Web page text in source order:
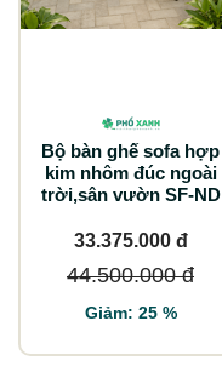
Bộ bàn ghế sofa hợp
kim nhôm đúc ngoài
trời,sân vườn SF-ND
33.375.000 đ
44.500.000 đ
Giảm: 25 %